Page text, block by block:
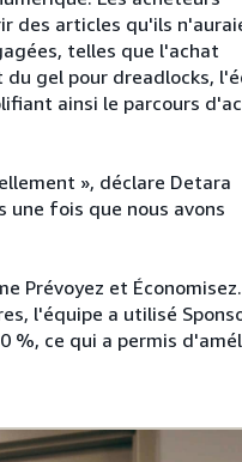
des articles qu'ils
telles que l'achat
gel pour dreadlocks,
ainsi le parcours
», déclare Detara
une fois que nous avons
Prévoyez et
l'équipe a utilisé
%, ce qui a permis